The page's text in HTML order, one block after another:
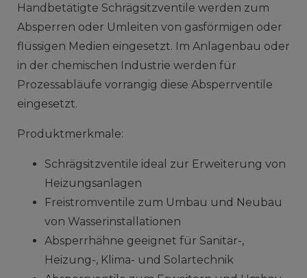
Handbetätigte Schrägsitzventile werden zum
Absperren oder Umleiten von gasförmigen oder
flüssigen Medien eingesetzt. Im Anlagenbau oder
in der chemischen Industrie werden für
Prozessabläufe vorrangig diese Absperrventile
eingesetzt.
Produktmerkmale:
Schrägsitzventile ideal zur Erweiterung von
Heizungsanlagen
Freistromventile zum Umbau und Neubau
von Wasserinstallationen
Absperrhähne geeignet für Sanitär-,
Heizung-, Klima- und Solartechnik